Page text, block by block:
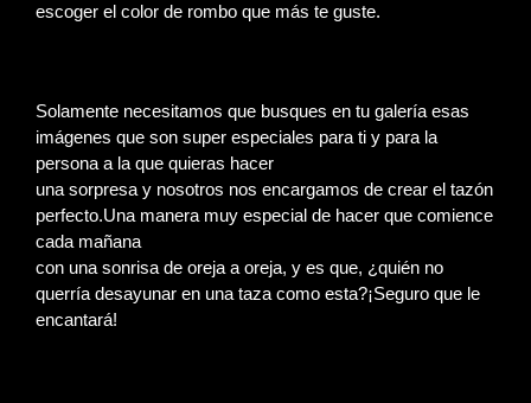
escoger el color de rombo que más te guste.
Solamente necesitamos que busques en tu galería esas
imágenes que son super especiales para ti y para la
persona a la que quieras hacer
una sorpresa y nosotros nos encargamos de crear el tazón
perfecto.Una manera muy especial de hacer que comience
cada mañana
con una sonrisa de oreja a oreja, y es que, ¿quién no
querría desayunar en una taza como esta?¡Seguro que le
encantará!